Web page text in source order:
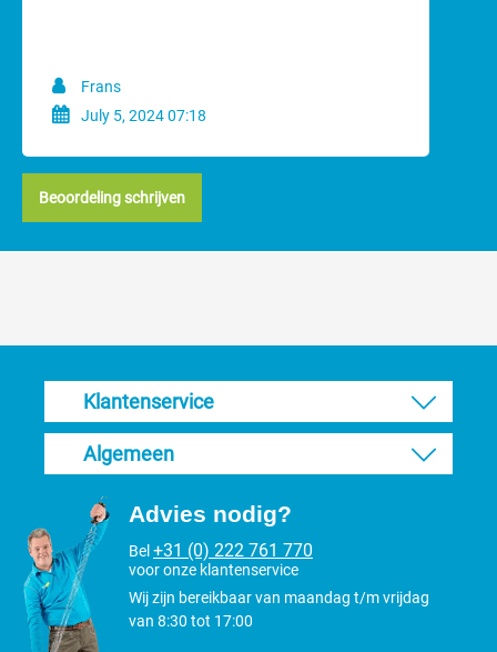
Frans
July 5, 2024 07:18
Beoordeling schrijven
Klantenservice
Algemeen
Advies nodig?
Bel +31 (0) 222 761 770
voor onze klantenservice
Wij zijn bereikbaar van maandag t/m vrijdag
van 8:30 tot 17:00